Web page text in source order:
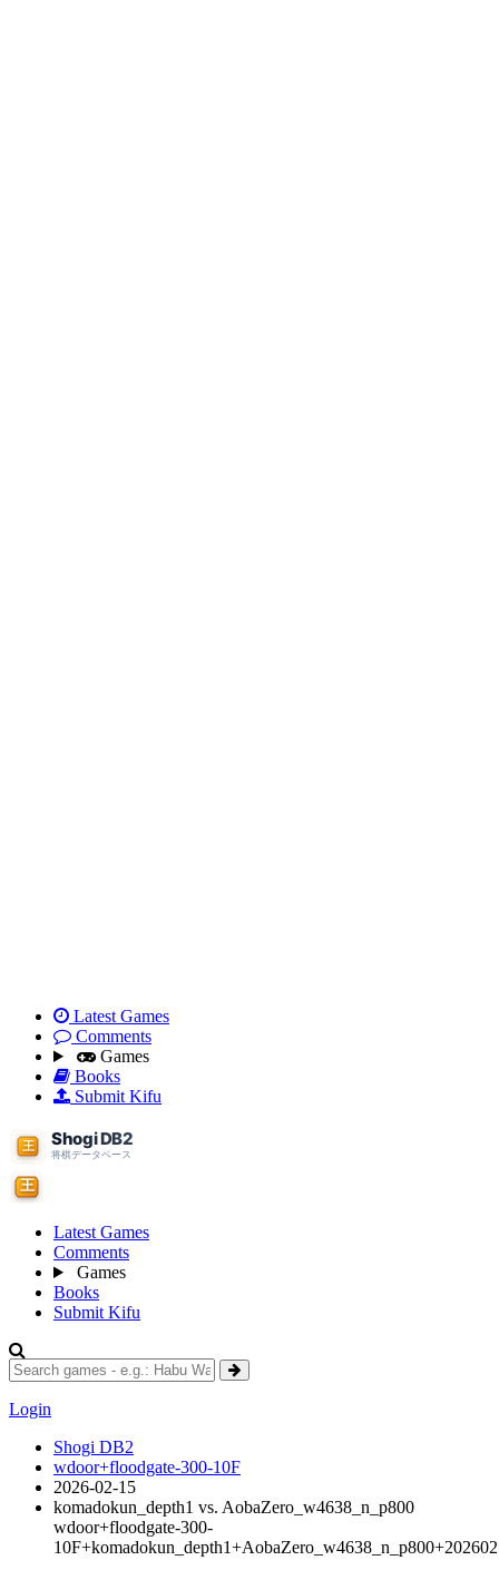
Latest Games
Comments
Games
Books
Submit Kifu
Latest Games
Comments
Games
Books
Submit Kifu
Login
Shogi DB2
wdoor+floodgate-300-10F
2026-02-15
komadokun_depth1 vs. AobaZero_w4638_n_p800
wdoor+floodgate-300-